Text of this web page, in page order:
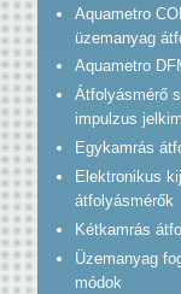
Aquametro
üzemanyag
Aquametro
Átfolyásmérő
impulzus
Egykamrás
Elektronikus
átfolyásmérők
Kétkamrás
Üzemanyag
módok